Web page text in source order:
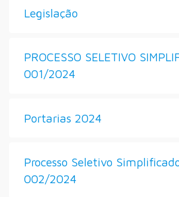
Legislação
PROCESSO SELETIVO
001/2024
Portarias 2024
Processo Seletivo
002/2024